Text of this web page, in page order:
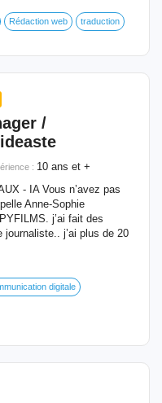
Rédaction web traduction
/
: 10 ans et +
- IA Vous n’avez pas
Anne-Sophie
j’ai fait des
j’ai plus de 20
digitale